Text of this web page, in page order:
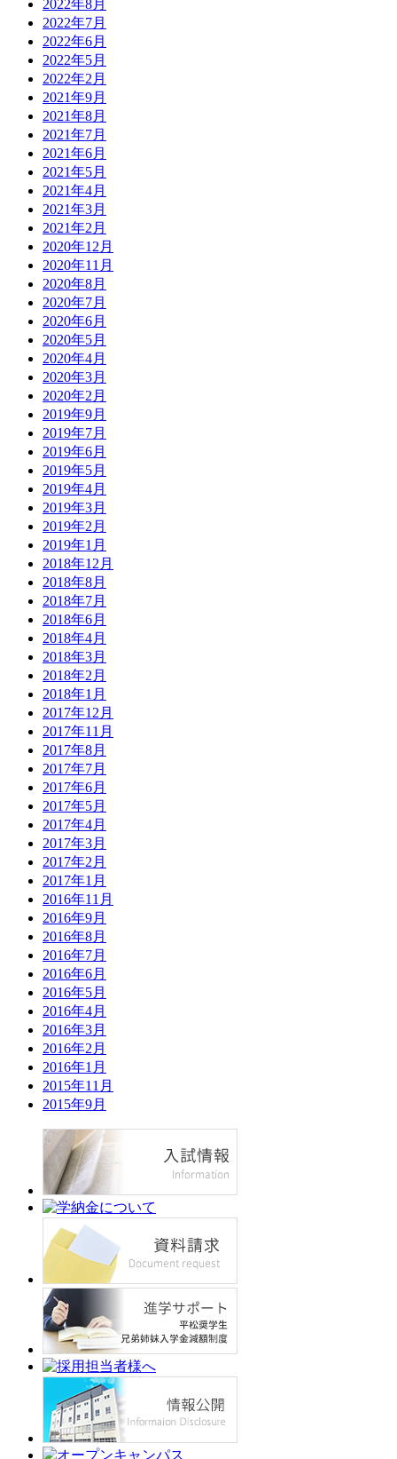
2022年8月
2022年7月
2022年6月
2022年5月
2022年2月
2021年9月
2021年8月
2021年7月
2021年6月
2021年5月
2021年4月
2021年3月
2021年2月
2020年12月
2020年11月
2020年8月
2020年7月
2020年6月
2020年5月
2020年4月
2020年3月
2020年2月
2019年9月
2019年7月
2019年6月
2019年5月
2019年4月
2019年3月
2019年2月
2019年1月
2018年12月
2018年8月
2018年7月
2018年6月
2018年4月
2018年3月
2018年2月
2018年1月
2017年12月
2017年11月
2017年8月
2017年7月
2017年6月
2017年5月
2017年4月
2017年3月
2017年2月
2017年1月
2016年11月
2016年9月
2016年8月
2016年7月
2016年6月
2016年5月
2016年4月
2016年3月
2016年2月
2016年1月
2015年11月
2015年9月